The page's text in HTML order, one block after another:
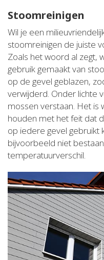
Stoomreinigen
Wil je een
stoomreinigen de juiste
Zoals het woord al zegt,
gebruik gemaakt van
op de gevel geblazen,
verwijderd. Onder lichte
mossen verstaan. Het is
houden met het feit dat
op iedere gevel gebruikt
bijvoorbeeld niet
temperatuurverschil.